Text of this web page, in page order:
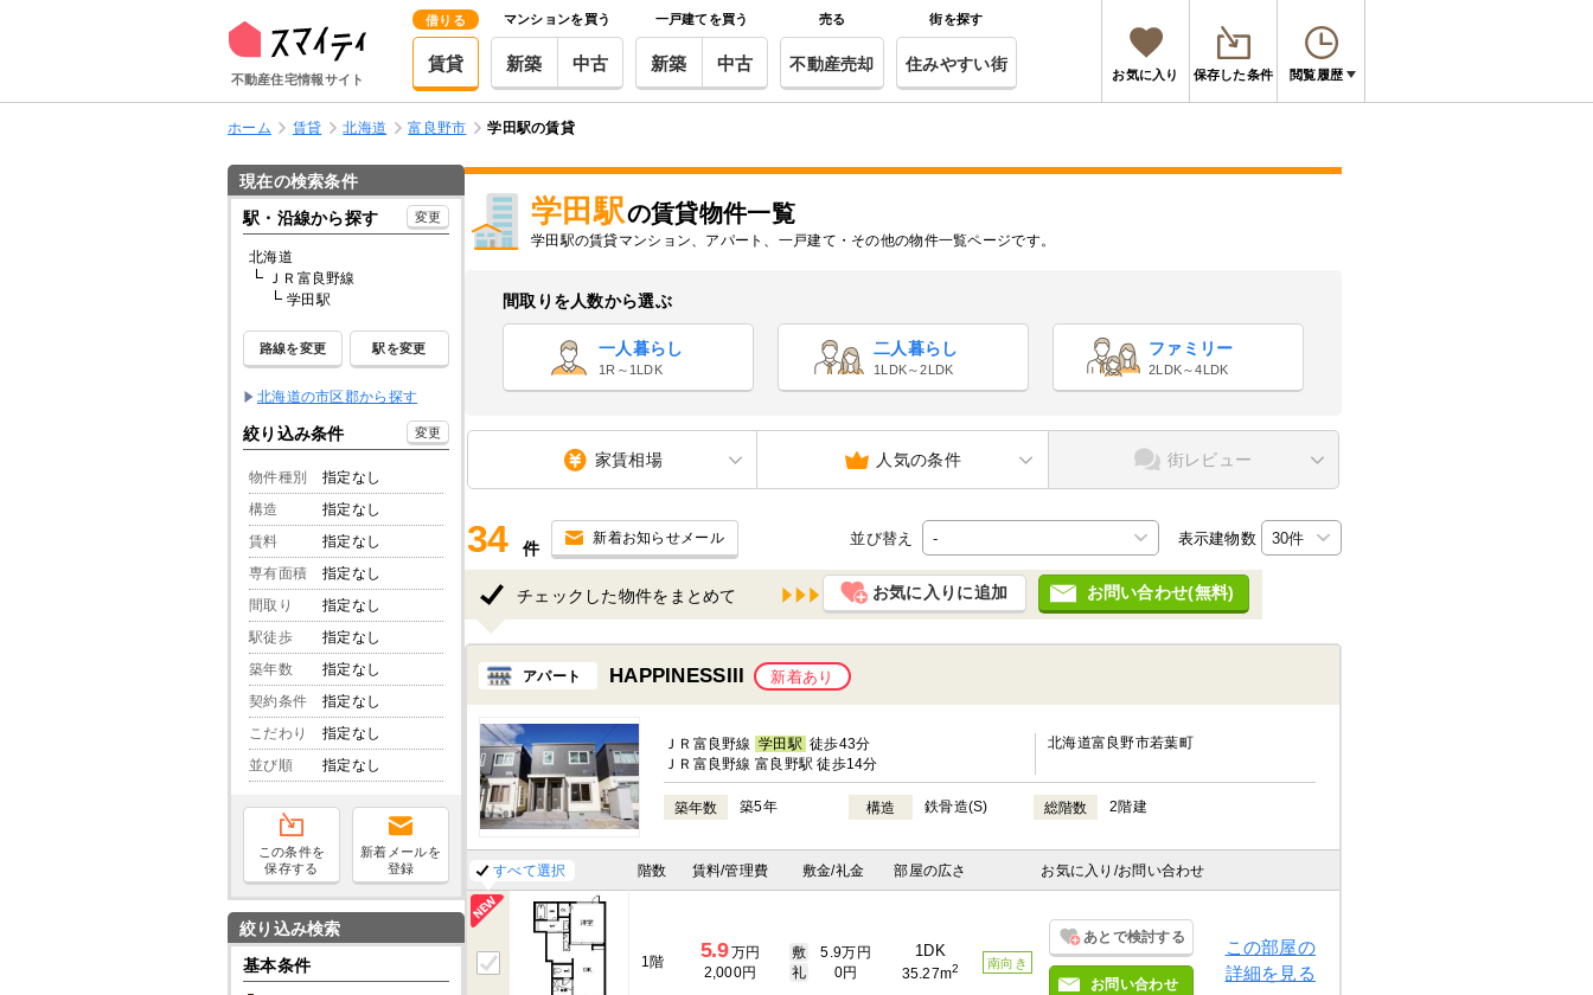
不動産住宅情報サイト
借りる
賃貸
マンションを買う
新築 中古
一戸建てを買う
新築 中古
売る
不動産売却
街を探す
住みやすい街
お気に入り 保存した条件 閲覧履歴
ホーム 賃貸 北海道 富良野市 学田駅の賃貸
現在の検索条件
駅・沿線から探す
変更
北海道
ＪＲ富良野線
学田駅
路線を変更 駅を変更
北海道の市区郡から探す
絞り込み条件 変更
物件種別
指定なし
構造
指定なし
賃料
指定なし
専有面積
指定なし
間取り
指定なし
駅徒歩
指定なし
築年数
指定なし
契約条件
指定なし
こだわり
指定なし
並び順
指定なし
この条件を
保存する
新着メールを
登録
絞り込み検索
基本条件
学田駅の賃貸物件一覧
学田駅の賃貸マンション、アパート、一戸建て・その他の物件一覧ページです。
間取りを人数から選ぶ
一人暮らし
1R～1LDK
二人暮らし
1LDK～2LDK
ファミリー
2LDK～4LDK
家賃相場 人気の条件 街レビュー
34 件
新着お知らせメール 表示建物数
並び替え
チェックした物件を お気に入りに追加 お問い合わせ(無料)
アパート HAPPINESSIII 新着あり
ＪＲ富良野線 学田駅 徒歩43分
ＪＲ富良野線 富良野駅 徒歩14分
北海道富良野市若葉町
築年数 築5年 構造 鉄骨造(S) 総階数 2階建
すべて選択 階数 賃料/管理費 敷金/礼金 部屋の広さ お気に入り /お問い合わせ
1階 5.9万円
2,000円
敷
5.9万円
礼
0円
1DK
35.27m2 南向き
あとで検討する
お問い合わせ
この部屋の
詳細を見る